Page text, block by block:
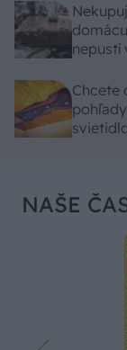
nepustí
Chcete
NAŠE